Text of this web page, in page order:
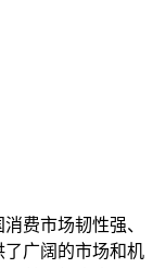
费市场韧性强、
广阔的市场和机